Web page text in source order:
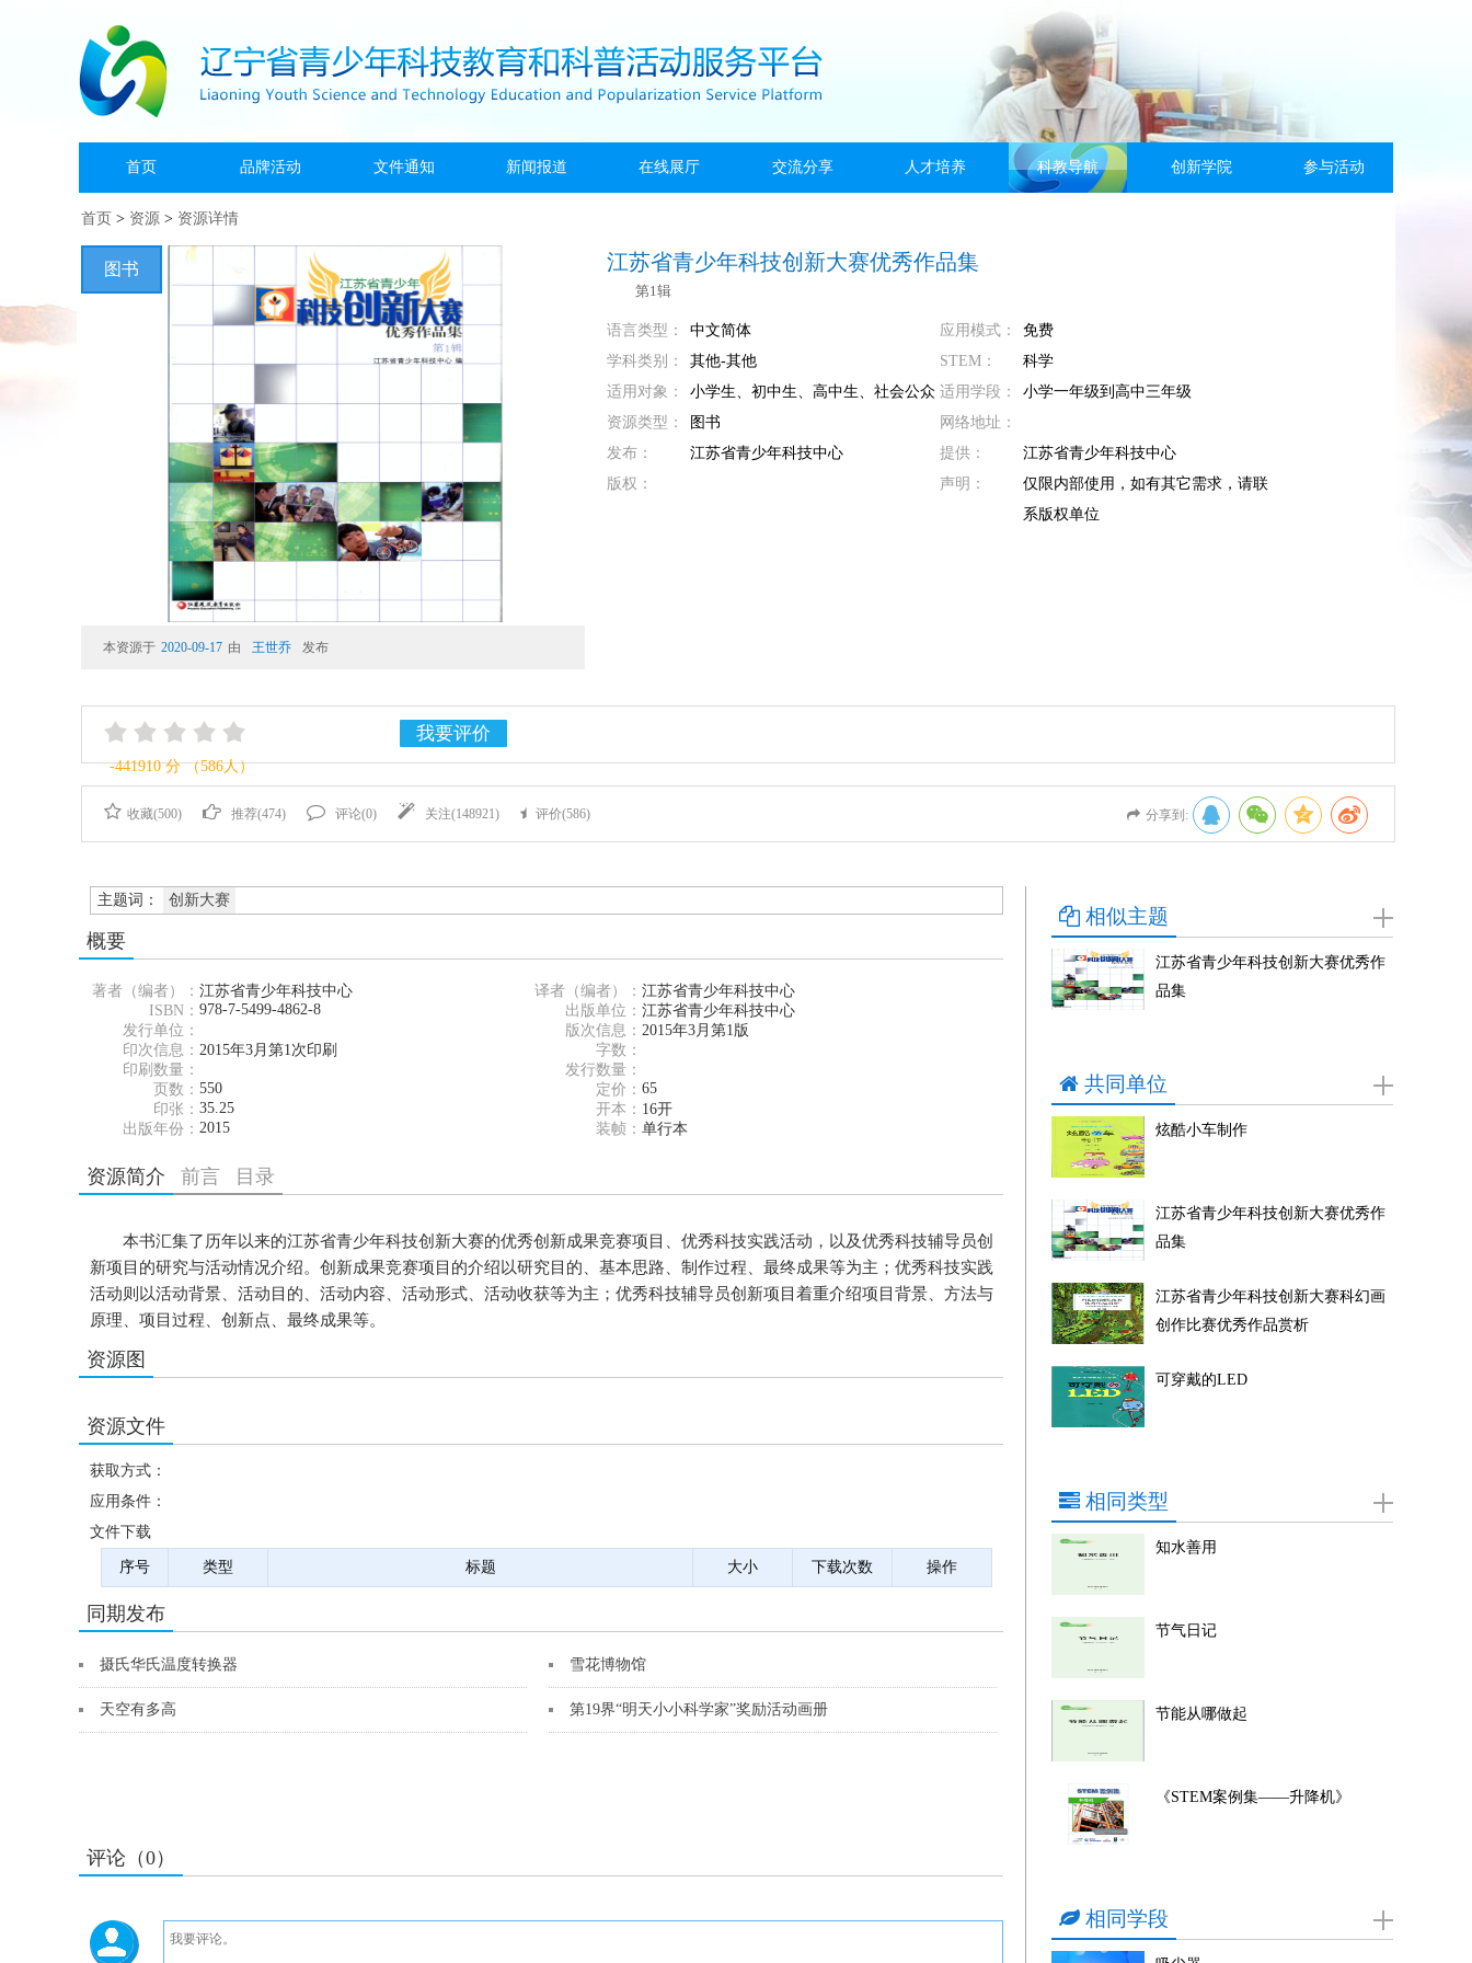
首页 品牌活动 文件通知 新闻报道 在线展厅 交流分享 人才培养 科教导航 创新学院 参与活动
首页 > 资源 > 资源详情
本资源于 2020-09-17 由 王世乔 发布
图书 江苏省青少年科技创新大赛优秀作品集
第1辑
语言类型： 中文简体 应用模式：
免费
学科类别：
其他-其他 STEM：
科学
适用对象：
小学生、初中生、高中生、社会公众 适用学段：
小学一年级到高中三年级
资源类型：
图书
网络地址：
发布：
江苏省青少年科技中心 提供：
江苏省青少年科技中心
版权：
声明：
仅限内部使用，如有其它需求，请联
系版权单位
-441910分 （586人）
我要评价
收藏(500) 推荐(474) 评论(0) 关注(148921) 评价(586) 分享到:
主题词： 创新大赛
概要
著者（编者）： 江苏省青少年科技中心 译者（编者）： 江苏省青少年科技中心
ISBN： 978-7-5499-4862-8 出版单位： 江苏省青少年科技中心
发行单位：
版次信息： 2015年3月第1版
印次信息： 2015年3月第1次印刷
字数：
印刷数量：
发行数量：
页数： 550 定价： 65
印张： 35.25 开本： 16开
出版年份： 2015 装帧： 单行本
资源简介 前言 目录
本书汇集了历年以来的江苏省青少年科技创新大赛的优秀创新成果竞赛项目、优秀科技实践活动，以及优秀科技辅导员创
新项目的研究与活动情况介绍。创新成果竞赛项目的介绍以研究目的、基本思路、制作过程、最终成果等为主；优秀科技实践
活动则以活动背景、活动目的、活动内容、活动形式、活动收获等为主；优秀科技辅导员创新项目着重介绍项目背景、方法与
原理、项目过程、创新点、最终成果等。
资源图
资源文件
获取方式：
应用条件：
文件下载
序号 类型 标题 大小 下载次数 操作
同期发布
摄氏华氏温度转换器 雪花博物馆
天空有多高 第19界“明天小小科学家”奖励活动画册
评论（0）
相似主题
江苏省青少年科技创新大赛优秀作
品集
共同单位
炫酷小车制作
江苏省青少年科技创新大赛优秀作
品集
江苏省青少年科技创新大赛科幻画
创作比赛优秀作品赏析
可穿戴的LED
相同类型
知水善用
节气日记
节能从哪做起
《STEM案例集——升降机》
相同学段